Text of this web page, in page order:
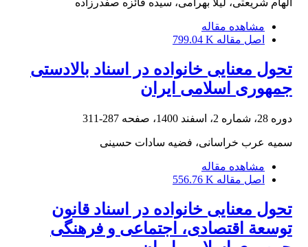
الهام شریعتی، لیلا بهرامی، سیده فائزه صفدرزاده
مشاهده مقاله
اصل مقاله 799.04 K
تحول معنایی خانواده در اسناد بالادستی
جمهوری اسلامی ایران
دوره 28، شماره 2، اسفند 1400، صفحه 287-311
سمیه عرب خراسانی، فضیه سادات حسینی
مشاهده مقاله
اصل مقاله 556.76 K
تحول معنایی خانواده در اسناد قانون
توسعة اقتصادی، اجتماعی و فرهنگی